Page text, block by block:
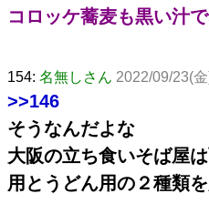
コロッケ蕎麦も黒い汁
154: 名無しさん 2022/09/23(
>>146
そうなんだよな
大阪の立ち食いそば屋
用とうどん用の２種類